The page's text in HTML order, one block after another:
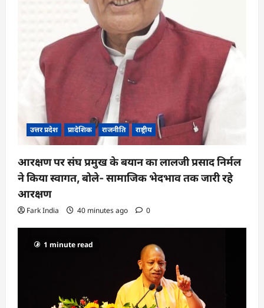
उत्तर प्रदेश प्रादेशिक राजनीति राष्ट्रीय
आरक्षण पर संघ प्रमुख के बयान का लालजी प्रसाद निर्मल
ने किया स्वागत, बोले- सामाजिक भेदभाव तक जारी रहे
आरक्षण
Fark India 40 minutes ago 0
1 minute read